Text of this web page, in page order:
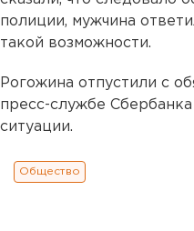
полиции, мужчина
такой возможности.
Рогожина отпустили с
пресс-службе
ситуации.
Общество